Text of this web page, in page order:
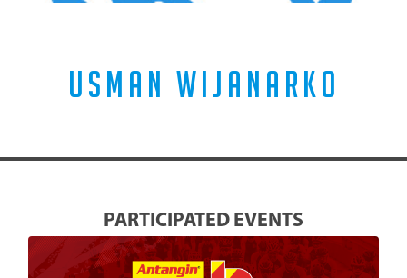
USMAN WIJANARKO
PARTICIPATED EVENTS